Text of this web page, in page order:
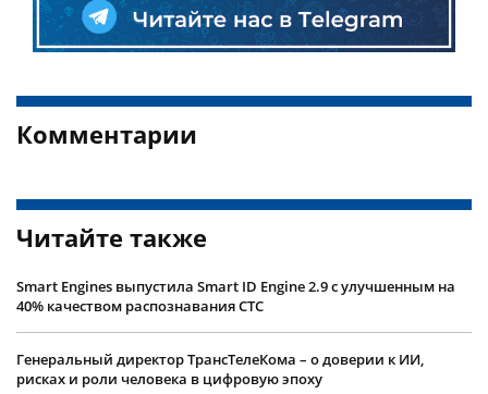
Комментарии
Читайте также
Smart Engines выпустила Smart ID Engine 2.9 с улучшенным на
40% качеством распознавания СТС
Генеральный директор ТрансТелеКома – о доверии к ИИ,
рисках и роли человека в цифровую эпоху